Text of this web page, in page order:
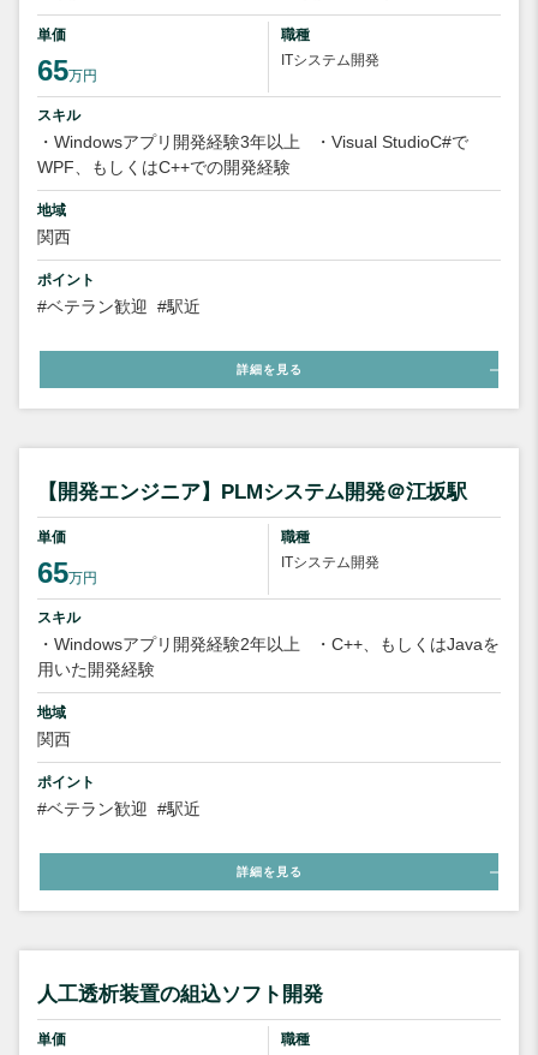
単価
65万円
職種
ITシステム開発
スキル
・Windowsアプリ開発経験3年以上
・Visual StudioC#で
WPF、もしくはC++での開発経験
地域
関西
ポイント
#ベテラン歓迎 #駅近
詳細を見る
【開発エンジニア】PLMシステム開発＠江坂駅
単価
65万円
職種
ITシステム開発
スキル
・Windowsアプリ開発経験2年以上
・C++、もしくはJavaを
用いた開発経験
地域
関西
ポイント
#ベテラン歓迎 #駅近
詳細を見る
人工透析装置の組込ソフト開発
単価
職種